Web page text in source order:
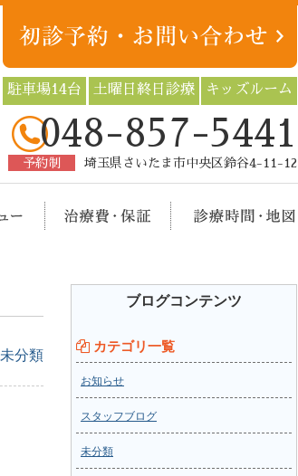
駐車場14台 土曜日終日診療 キッズルーム
048-857-5441
予約制 埼玉県さいたま市中央区鈴谷4-11-12
治療メニュー 治療費・保証
未分類
ブログコンテンツ
カテゴリ一覧
お知らせ
スタッフブログ
未分類